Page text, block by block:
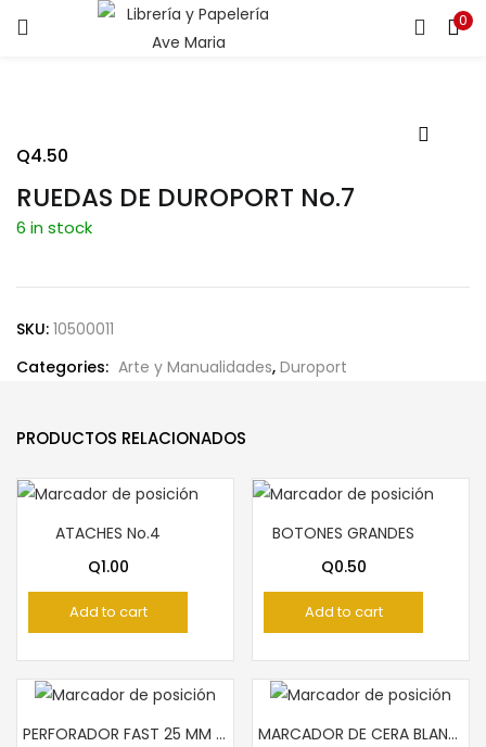
0
ENTRAR REGISTRARSE
Recuérdame
¿Contraseña perdida?
RUEDAS DE DUROPORT No.7
Q4.50
6 in stock
SKU: 10500011
Categories: Arte y Manualidades, Duroport
PRODUCTOS RELACIONADOS
ATACHES No.4
Q1.00
Add to cart
BOTONES GRANDES
Q0.50
Add to cart
PERFORADOR FAST 25 MM CIRCULO
MARCADOR DE CERA BLANCO PELICAN